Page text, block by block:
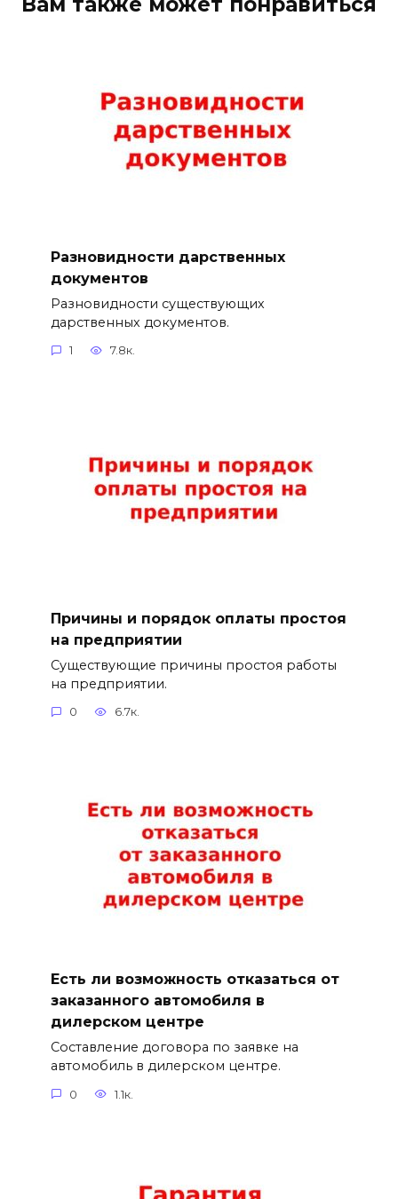
Разновидности дарственных
документов
Разновидности существующих
дарственных документов.
1 7.8к.
Причины и порядок оплаты простоя
на предприятии
Существующие причины простоя работы
на предприятии.
0 6.7к.
Есть ли возможность отказаться от
заказанного автомобиля в
дилерском центре
Составление договора по заявке на
автомобиль в дилерском центре.
0 1.1к.